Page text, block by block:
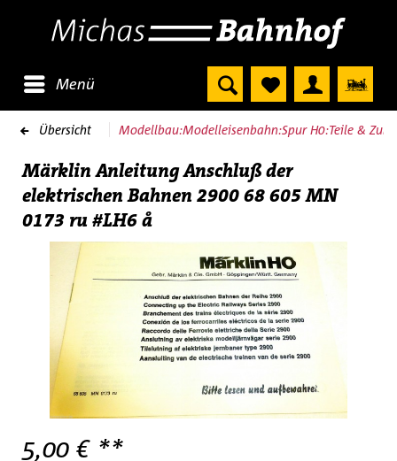
Menü
Übersicht Modellbau:Modelleisenbahn:Spur H0:Teile &
Märklin Anleitung Anschluß der
elektrischen Bahnen 2900 68 605 MN
0173 ru #LH6 å
5,00 € **